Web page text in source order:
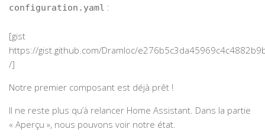
configuration.yaml :
[gist
https://gist.github.com/Dramloc/
/]
Notre premier composant est déjà prêt !
Il ne reste plus qu’à relancer Home Assistant. Dans la partie
« Aperçu », nous pouvons voir notre état.